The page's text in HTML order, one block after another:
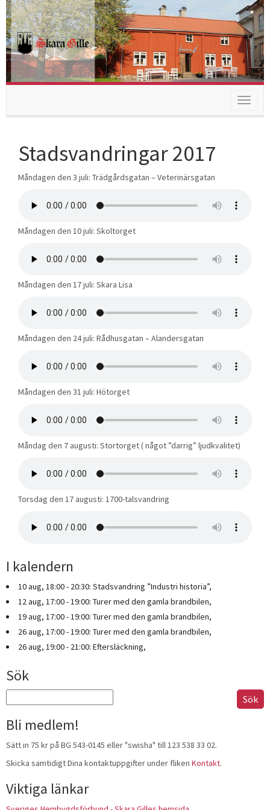
Toggle
Stadsvandringar 2017
Måndagen den 3 juli: Trädgårdsgatan – Veterinärsgatan
Måndagen den 10 juli: Skoltorget
Måndagen den 17 juli: Skara Lisa
Måndagen den 24 juli: Rådhusgatan – Alandersgatan
Måndagen den 31 juli: Hötorget
Måndag den 7 augusti: Stortorget ( något ”darrig” ljudkvalitet)
Torsdag den 17 augusti: 1700-talsvandring
I kalendern
10 aug, 18:00 - 20:30: Stadsvandring ”Industri historia”,
12 aug, 17:00 - 19:00: Turer med den gamla brandbilen,
19 aug, 17:00 - 19:00: Turer med den gamla brandbilen,
26 aug, 17:00 - 19:00: Turer med den gamla brandbilen,
26 aug, 19:00 - 21:00: Eftersläckning,
Sök
efter:
Bli medlem!
Sätt in 75 kr på BG 543-0145 eller "swisha" till 123 538 33 02.
Skicka samtidigt Dina kontaktuppgifter under fliken Kontakt.
Viktiga länkar